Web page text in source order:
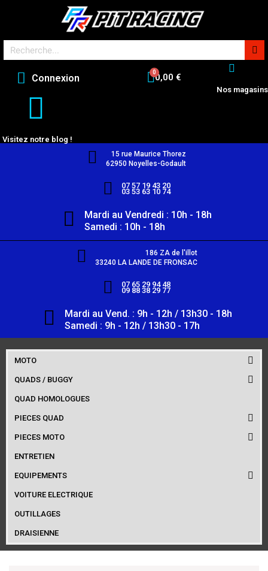
Connexion 0,00 €
Nos magasins
Visitez notre blog !
15 rue Maurice Thorez
62950 Noyelles-Godault
07 57 19 43 20
03 53 63 10 74
Mardi au Vendredi : 10h - 18h
Samedi : 10h - 18h
186 ZA de l'illot
33240 LA LANDE DE FRONSAC
07 65 29 94 48
09 88 38 29 77
Mardi au Vend. : 9h - 12h / 13h30 - 18h
Samedi : 9h - 12h / 13h30 - 17h
MOTO
QUADS / BUGGY
QUAD HOMOLOGUES
PIECES QUAD
PIECES MOTO
ENTRETIEN
EQUIPEMENTS
VOITURE ELECTRIQUE
OUTILLAGES
DRAISIENNE